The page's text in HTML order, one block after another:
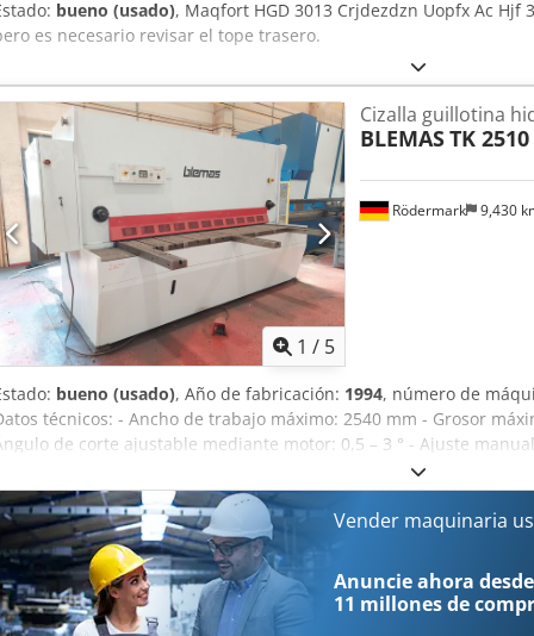
bueno (usado), Maqfort HGD 3013 Crjdezdzn Uopfx Ac Hjf
es necesario revisar el tope trasero.
1 / 5
Rödermark 9,430
Cizalla guillotina
BLEMASTK 2510
bueno (usado), Año de fabricación: 1994, número de
técnicos: - Ancho de trabajo máximo: 2540 mm - Grosor
de corte ajustable mediante motor: 0,5 – 3 ° - Ajuste
prensas hidráulicas: 15 unidades - Tope trasero con control de
mm - Tope angular delantero - Número de ciclos según el
ciclos/min - Accionamiento hidráulico: 400 V / 15 kW - Altura de
4100 mm (ancho) x 2030 mm (alto) x 2030 mm
7500 kg - Incluye: - Interruptor de pedal eléctrico Codpfxjzruf Ns
Vender maquinaria
Anuncie ahora desde
11 millones de